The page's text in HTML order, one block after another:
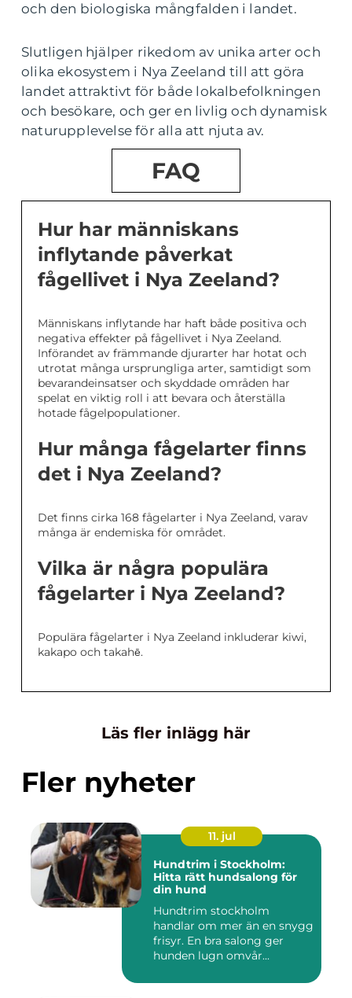
och den biologiska mångfalden i landet.
Slutligen hjälper rikedom av unika arter och
olika ekosystem i Nya Zeeland till att göra
landet attraktivt för både lokalbefolkningen
och besökare, och ger en livlig och dynamisk
naturupplevelse för alla att njuta av.
FAQ
Hur har människans
inflytande påverkat
fågellivet i Nya Zeeland?
Människans inflytande har haft både positiva och
negativa effekter på fågellivet i Nya Zeeland.
Införandet av främmande djurarter har hotat och
utrotat många ursprungliga arter, samtidigt som
bevarandeinsatser och skyddade områden har
spelat en viktig roll i att bevara och återställa
hotade fågelpopulationer.
Hur många fågelarter finns
det i Nya Zeeland?
Det finns cirka 168 fågelarter i Nya Zeeland, varav
många är endemiska för området.
Vilka är några populära
fågelarter i Nya Zeeland?
Populära fågelarter i Nya Zeeland inkluderar kiwi,
kakapo och takahē.
Läs fler inlägg här
Fler nyheter
11. jul
Hundtrim i Stockholm:
Hitta rätt hundsalong för
din hund
Hundtrim stockholm
handlar om mer än en snygg
frisyr. En bra salong ger
hunden lugn omvår...